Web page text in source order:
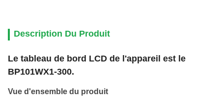
Description Du Produit
Le tableau de bord LCD de l'appareil est le
BP101WX1-300.
Vue d'ensemble du produit